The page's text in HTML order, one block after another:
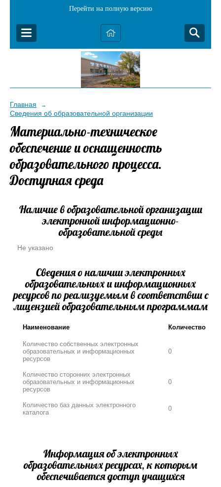
Перейти на полную версию
Главная →
Сведения об образовательной организации
Материально-техническое
обеспечение и оснащенность
образовательного процесса.
Доступная среда
Наличие в образовательной организации
электронной информационно-
образовательной среды
Не указано
Сведения о наличии электронных
образовательных и информационных
ресурсов по реализуемым в соответствии с
лицензией образовательным программам
Наименование Количество
Количество собственных электронных
образовательных и информационных
ресурсов
0
Количество сторонних электронных
образовательных и информационных
ресурсов
0
Количество баз данных электронного
каталога
0
Информация об электронных
образовательных ресурсах, к которым
обеспечивается доступ учащихся